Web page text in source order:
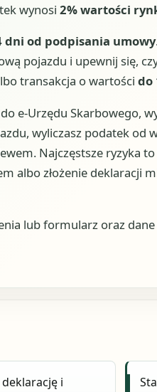
wynosi 2% wartości
dni od podpisania umowy
pojazdu i upewnij się,
transakcja o wartości do
e-Urzędu Skarbowego,
wyliczasz podatek od
Najczęstsze ryzyka
albo złożenie deklaracji
lub formularz oraz
i